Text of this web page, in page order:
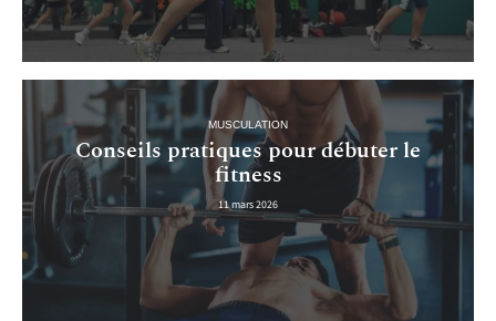
MUSCULATION
Conseils pratiques pour débuter le
fitness
11 mars 2026